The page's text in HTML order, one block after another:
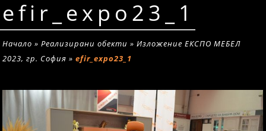
efir_expo23_1
Начало »Реализирани обекти »Изложение ЕКСПО МЕБЕЛ
2023, гр. София »efir_expo23_1